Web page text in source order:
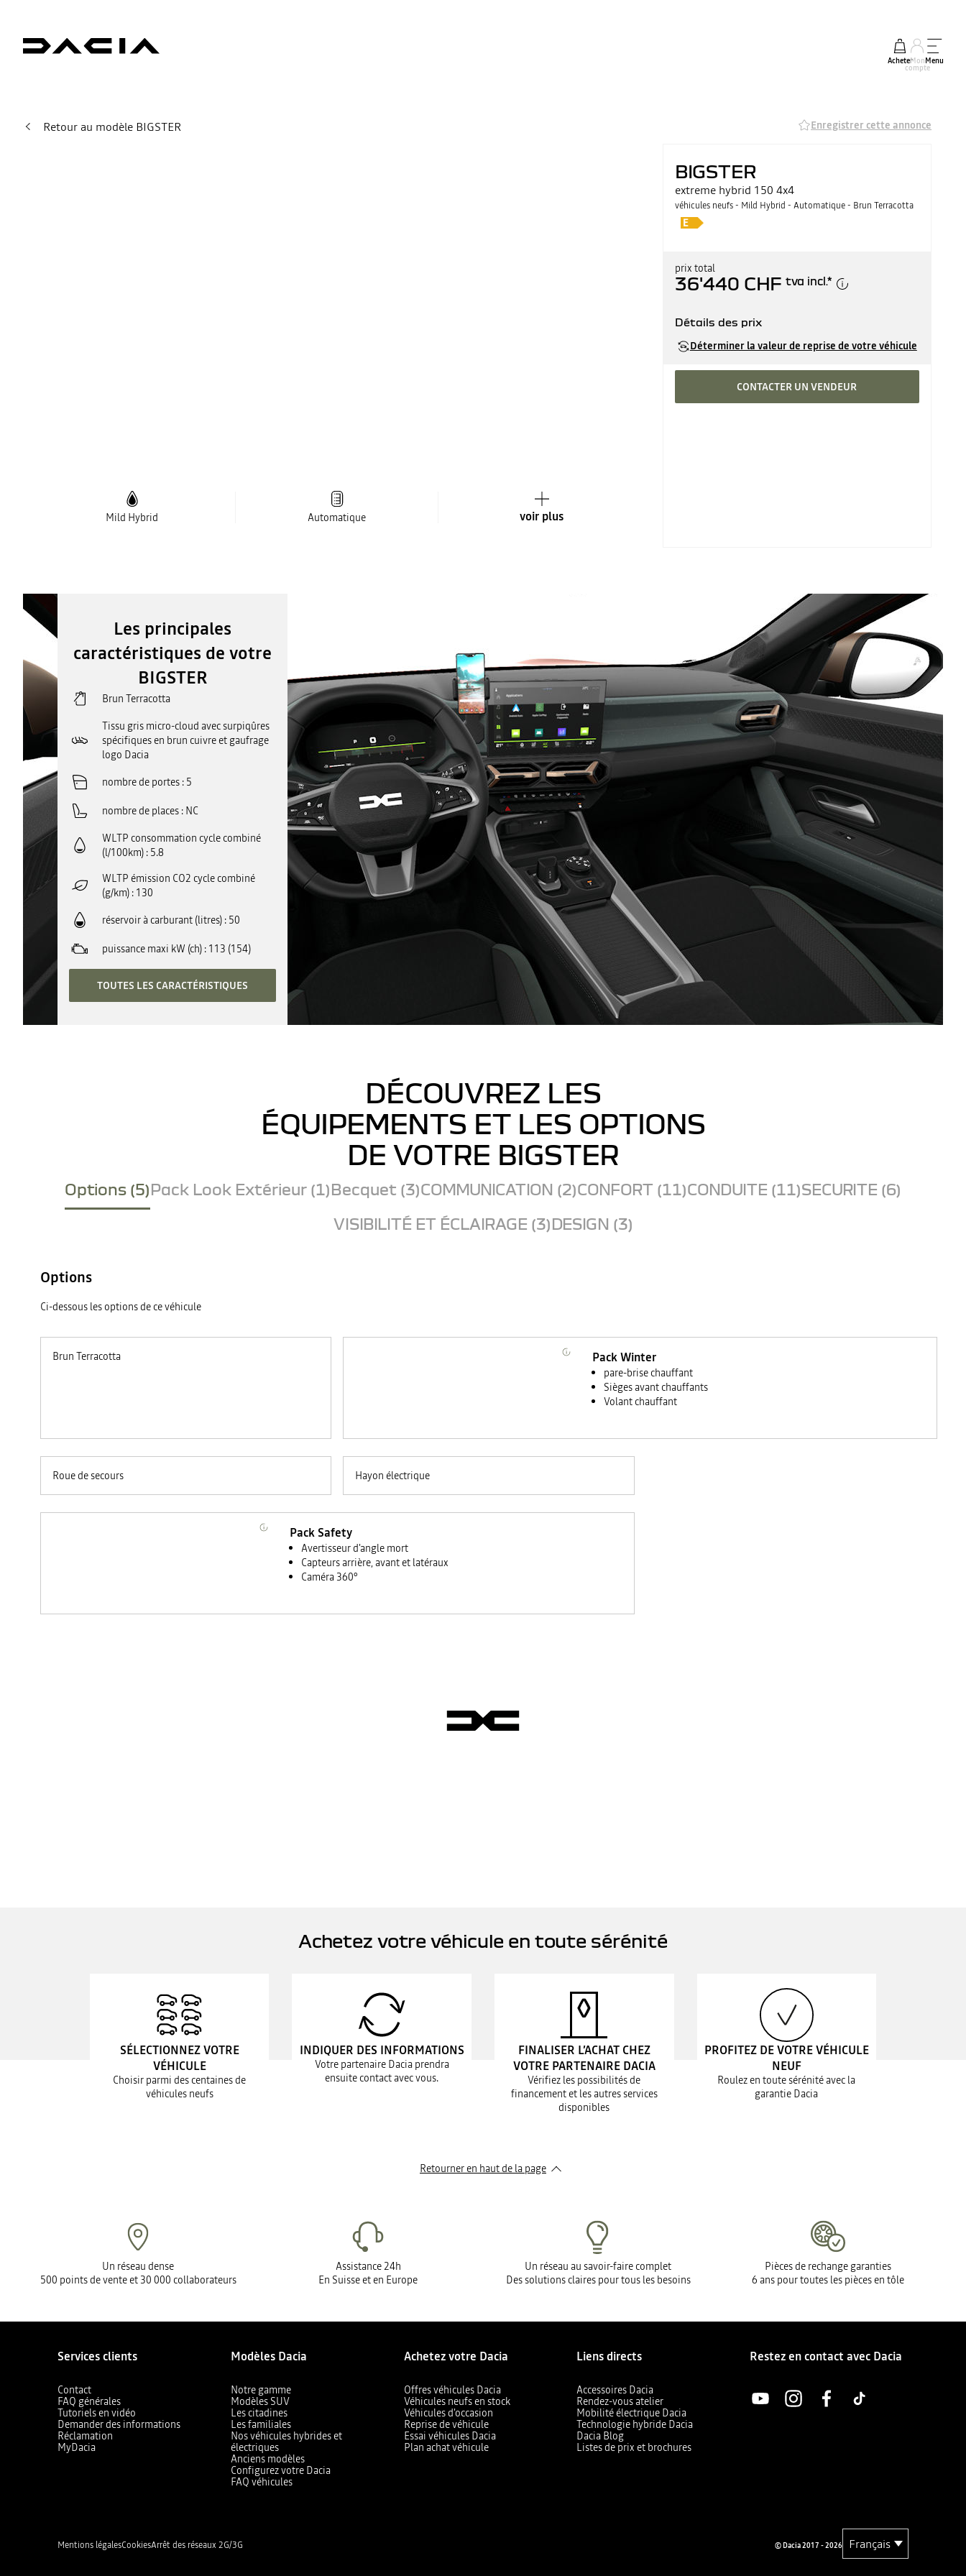
AcheterMon
compte
Menu
Retour au modèle BIGSTER Enregistrer cette annonce
Mild Hybrid Automatique voir plus
BIGSTER
extreme hybrid 150 4x4
véhicules neufs - Mild Hybrid - Automatique - Brun Terracotta
prix total
36'440 CHF tva incl.*
Détails des prix
Déterminer la valeur de reprise de votre véhicule
CONTACTER UN VENDEUR
Les principales
caractéristiques de votre
BIGSTER
Brun Terracotta
Tissu gris micro-cloud avec surpiqûres
spécifiques en brun cuivre et gaufrage
logo Dacia
nombre de portes 5
nombre de places NC
WLTP consommation cycle combiné
(l/100km) 5.8
WLTP émission CO2 cycle combiné
(g/km) 130
réservoir à carburant (litres) 50
puissance maxi kW (ch) 113 (154)
TOUTES LES CARACTÉRISTIQUES
DÉCOUVREZ LES
ÉQUIPEMENTS ET LES OPTIONS
DE VOTRE BIGSTER
Options (5)Pack Look Extérieur (1)Becquet (3)COMMUNICATION (2)CONFORT (11)CONDUITE (11)SECURITE (6)
VISIBILITÉ ET ÉCLAIRAGE (3)DESIGN (3)
Options
Ci-dessous les options de ce véhicule
Brun Terracotta Pack Winter
pare-brise chauffant
Sièges avant chauffants
Volant chauffant
Roue de secours Hayon électrique
Pack Safety
Avertisseur d'angle mort
Capteurs arrière, avant et latéraux
Caméra 360°
Achetez votre véhicule en toute sérénité
SÉLECTIONNEZ VOTRE
VÉHICULE
Choisir parmi des centaines de
véhicules neufs
INDIQUER DES INFORMATIONS
Votre partenaire Dacia prendra
ensuite contact avec vous.
FINALISER L’ACHAT CHEZ
VOTRE PARTENAIRE DACIA
Vérifiez les possibilités de
financement et les autres services
disponibles
PROFITEZ DE VOTRE VÉHICULE
NEUF
Roulez en toute sérénité avec la
garantie Dacia
Retourner en haut de la page
Un réseau dense
500 points de vente et 30 000 collaborateurs
Assistance 24h
En Suisse et en Europe
Un réseau au savoir-faire complet
Des solutions claires pour tous les besoins
Pièces de rechange garanties
6 ans pour toutes les pièces en tôle
Services clients
Contact
FAQ générales
Tutoriels en vidéo
Demander des informations
Réclamation
MyDacia
Modèles Dacia
Notre gamme
Modèles SUV
Les citadines
Les familiales
Nos véhicules hybrides et
électriques
Anciens modèles
Configurez votre Dacia
FAQ véhicules
Achetez votre Dacia
Offres véhicules Dacia
Véhicules neufs en stock
Véhicules d'occasion
Reprise de véhicule
Essai véhicules Dacia
Plan achat véhicule
Liens directs
Accessoires Dacia
Rendez-vous atelier
Mobilité électrique Dacia
Technologie hybride Dacia
Dacia Blog
Listes de prix et brochures
Restez en contact avec Dacia
Mentions légalesCookiesArrêt des réseaux 2G/3G © Dacia 2017 - 2026